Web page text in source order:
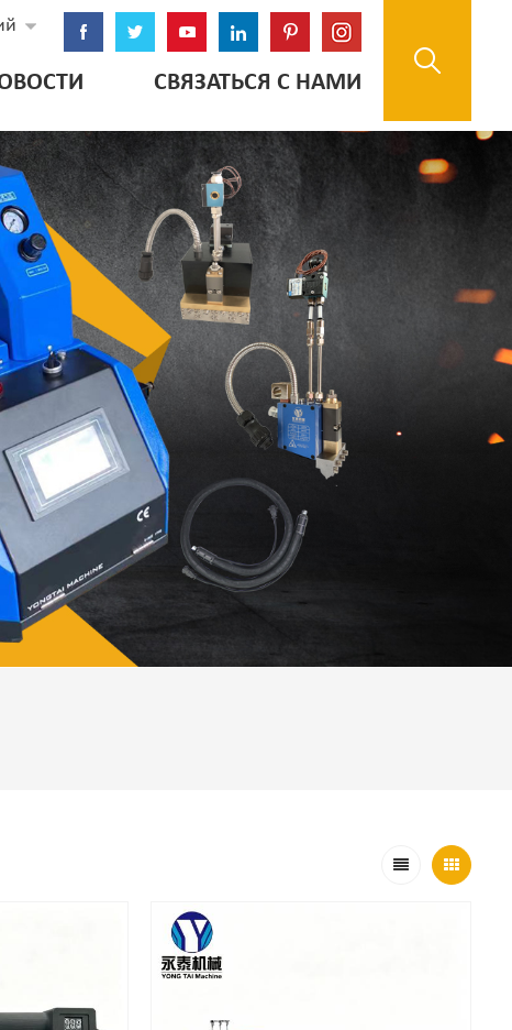
СВЯЗАТЬСЯ С НАМИ